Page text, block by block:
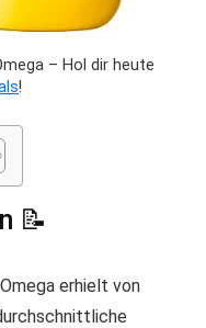
– Hol dir heute
!
📝
erhielt von